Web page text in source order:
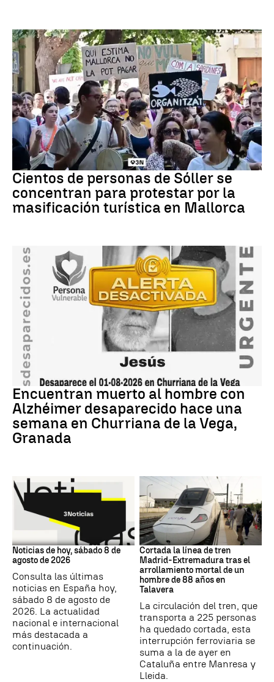
Protestas
Cientos de personas de Sóller se
concentran para protestar por la
masificación turística en Mallorca
granada
Encuentran muerto al hombre con
Alzhéimer desaparecido hace una
semana en Churriana de la Vega,
Granada
Noticias de hoy, sábado 8 de
agosto de 2026
Consulta las últimas
noticias en España hoy,
sábado 8 de agosto de
2026. La actualidad
nacional e internacional
más destacada a
continuación.
Trenes
Cortada la línea de tren
Madrid-Extremadura tras el
arrollamiento mortal de un
hombre de 88 años en
Talavera
La circulación del tren, que
transporta a 225 personas
ha quedado cortada, esta
interrupción ferroviaria se
suma a la de ayer en
Cataluña entre Manresa y
Lleida.